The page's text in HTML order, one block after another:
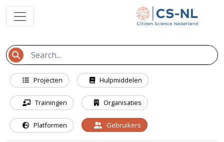
Projecten Hulpmiddelen
Trainingen Organisaties
Platformen Gebruikers